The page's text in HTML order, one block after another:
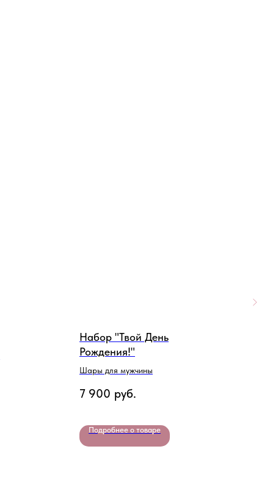
Набор "Твой День
Рождения!"
Шары для мужчины
7 900 руб.
Подробнее о товаре